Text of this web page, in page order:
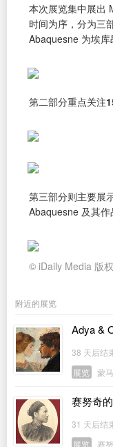
本次展览集中展出
时间为序，分为三
Abaquesne 为埃库
第二部分重点关注
第三部分则主要展
Abaquesne 及其作
© iDaily Media 版
附近的展览
Adya &
38 天后结
展览
蒙
赛努奇
31 天后结
展览
赛